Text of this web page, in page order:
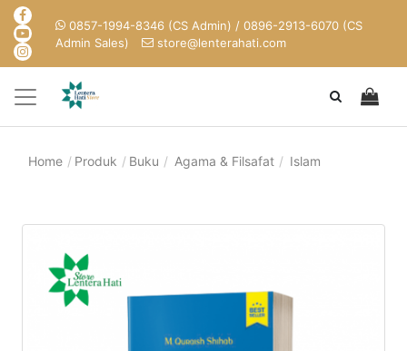
0857-1994-8346 (CS Admin) / 0896-2913-6070 (CS
Admin Sales)
store@lenterahati.com
Home Produk Buku Agama & Filsafat Islam